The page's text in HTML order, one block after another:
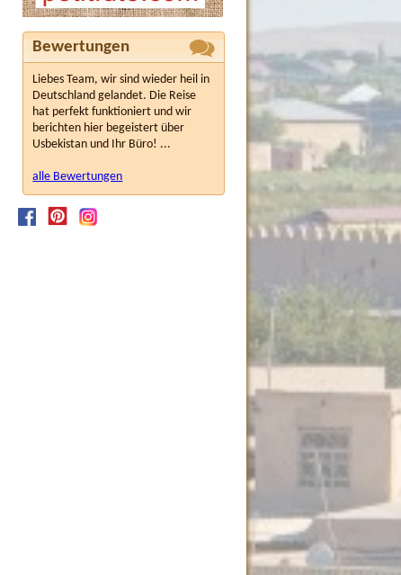
Bewertungen
Liebes Team, wir sind wieder heil in
Deutschland gelandet. Die Reise
hat perfekt funktioniert und wir
berichten hier begeistert über
Usbekistan und Ihr Büro! ...
alle Bewertungen